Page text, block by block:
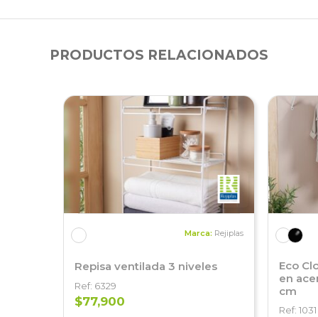
PRODUCTOS RELACIONADOS
Marca: Rejiplas
Repisa ventilada 3 niveles
Ref: 6329
$77,900
Eco
en
cm
Ref: 1031